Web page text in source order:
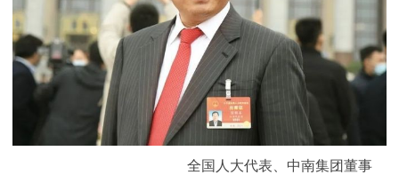
全国人大代表、中南集团董事